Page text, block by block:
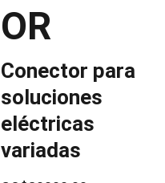
OR
Conector para
soluciones
eléctricas
variadas